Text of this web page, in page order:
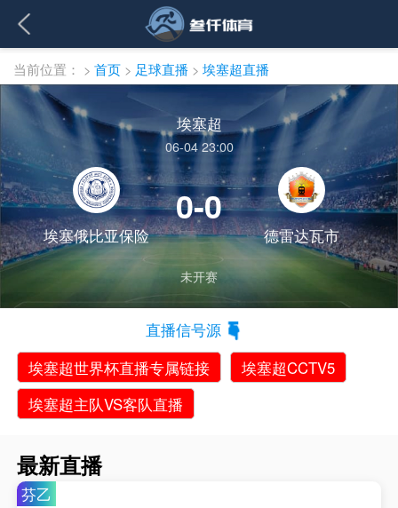
当前位置： > 首页 > 足球直播 > 埃塞超直播
埃塞超
06-04 23:00
埃塞俄比亚保险
0-0
德雷达瓦市
未开赛
直播信号源
埃塞超世界杯直播专属链接
埃塞超CCTV5
埃塞超主队VS客队直播
最新直播
芬乙